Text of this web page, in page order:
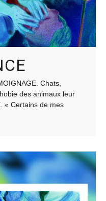
Chats,
des animaux leur
« Certains de mes